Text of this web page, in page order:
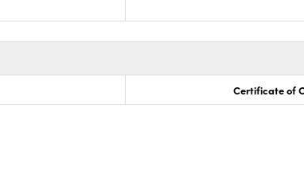
Certificate of